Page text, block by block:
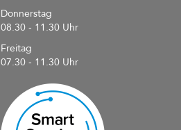
Donnerstag
08.30 - 11.30 Uhr
Freitag
07.30 - 11.30 Uhr